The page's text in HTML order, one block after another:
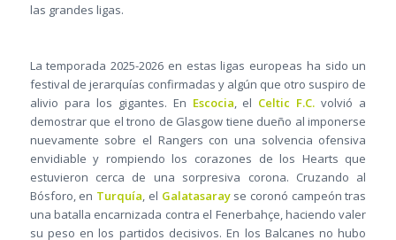
las grandes ligas.
La temporada 2025-2026 en estas ligas europeas ha sido un
festival de jerarquías confirmadas y algún que otro suspiro de
alivio para los gigantes. En Escocia, el Celtic F.C. volvió a
demostrar que el trono de Glasgow tiene dueño al imponerse
nuevamente sobre el Rangers con una solvencia ofensiva
envidiable y rompiendo los corazones de los Hearts que
estuvieron cerca de una sorpresiva corona. Cruzando al
Bósforo, en Turquía, el Galatasarayse coronó campeón tras
una batalla encarnizada contra el Fenerbahçe, haciendo valer
su peso en los partidos decisivos. En los Balcanes no hubo